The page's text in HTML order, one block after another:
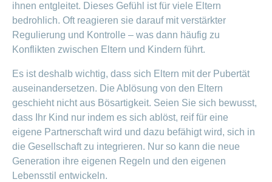
ihnen entgleitet. Dieses Gefühl ist für viele Eltern
bedrohlich. Oft reagieren sie darauf mit verstärkter
Regulierung und Kontrolle – was dann häufig zu
Konflikten zwischen Eltern und Kindern führt.
Es ist deshalb wichtig, dass sich Eltern mit der Pubertät
auseinandersetzen. Die Ablösung von den Eltern
geschieht nicht aus Bösartigkeit. Seien Sie sich bewusst,
dass Ihr Kind nur indem es sich ablöst, reif für eine
eigene Partnerschaft wird und dazu befähigt wird, sich in
die Gesellschaft zu integrieren. Nur so kann die neue
Generation ihre eigenen Regeln und den eigenen
Lebensstil entwickeln.